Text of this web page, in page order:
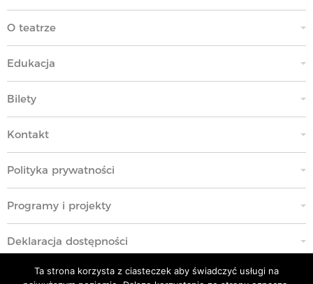
O teatrze
Edukacja
Bilety
Kontakt
Polityka prywatności
Programy i projekty
Deklaracja dostępności
Standardy Ochrony Małoletnich
Ta strona korzysta z ciasteczek aby świadczyć usługi na